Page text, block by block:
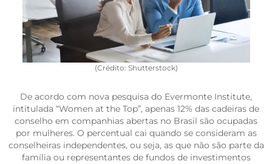
(Crédito: Shutterstock)
De acordo com nova pesquisa do Evermonte Institute,
intitulada “Women at the Top”, apenas 12% das cadeiras de
conselho em companhias abertas no Brasil são ocupadas
por mulheres. O percentual cai quando se consideram as
conselheiras independentes, ou seja, as que não são parte da
família ou representantes de fundos de investimentos